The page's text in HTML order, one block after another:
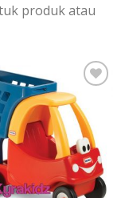
produk atau
Add to
Wishlist